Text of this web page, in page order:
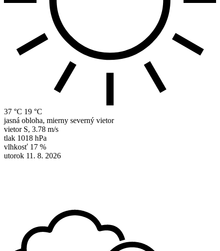
37 °C 19 °C
jasná obloha, mierny severný vietor
vietor S, 3.78 m/s
tlak 1018 hPa
vlhkosť 17 %
utorok 11. 8. 2026